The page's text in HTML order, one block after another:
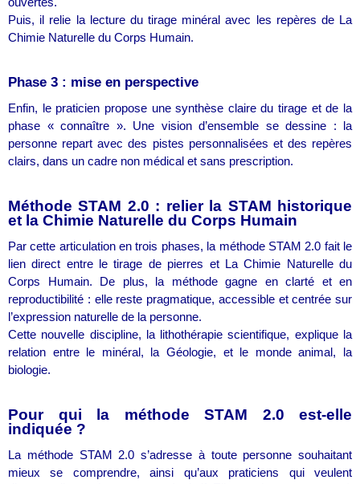
Puis, il relie la lecture du tirage minéral avec les repères de La
Chimie Naturelle du Corps Humain.
Phase 3 : mise en perspective
Enfin, le praticien propose une synthèse claire du tirage et de la
phase « connaître ». Une vision d’ensemble se dessine : la
personne repart avec des pistes personnalisées et des repères
clairs, dans un cadre non médical et sans prescription.
Méthode STAM 2.0 : relier la STAM historique
et la Chimie Naturelle du Corps Humain
Par cette articulation en trois phases, la méthode STAM 2.0 fait le
lien direct entre le tirage de pierres et La Chimie Naturelle du
Corps Humain. De plus, la méthode gagne en clarté et en
reproductibilité : elle reste pragmatique, accessible et centrée sur
l’expression naturelle de la personne.
Cette nouvelle discipline, la lithothérapie scientifique, explique la
relation entre le minéral, la Géologie, et le monde animal, la
biologie.
Pour qui la méthode STAM 2.0 est-elle
indiquée ?
La méthode STAM 2.0 s’adresse à toute personne souhaitant
mieux se comprendre, ainsi qu’aux praticiens qui veulent